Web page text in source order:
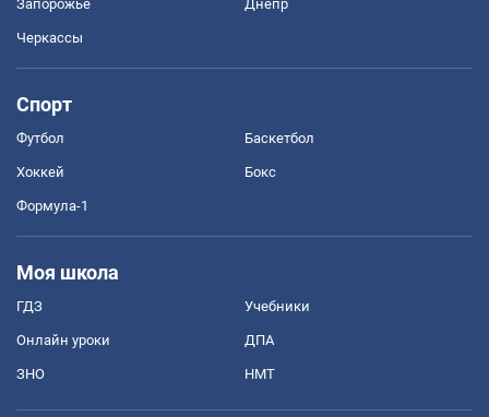
Запорожье Днепр
Черкассы
Спорт
Футбол Баскетбол
Хоккей Бокс
Формула-1
Моя школа
ГДЗ Учебники
Онлайн уроки ДПА
ЗНО НМТ